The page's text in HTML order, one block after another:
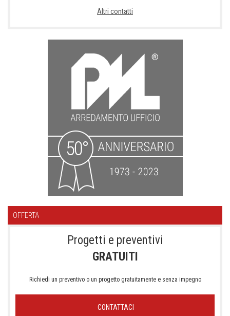
Altri contatti
OFFERTA
Progetti e preventivi
GRATUITI
Richiedi un preventivo o un progetto gratuitamente e senza impegno
CONTATTACI